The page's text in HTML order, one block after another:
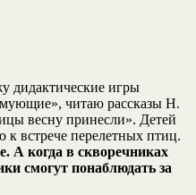
дидактические игры
читаю рассказы Н.
весну принесли». Детей
встрече перелетных птиц.
А когда в скворечниках
смогут понаблюдать за